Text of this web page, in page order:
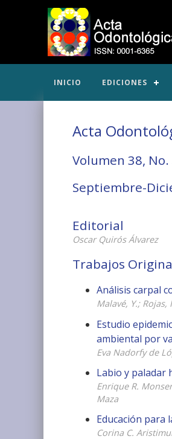
INICIO EDICIONES
Acta
Volumen 38, No.
Septiembre-
Editorial
Oscar Quirós Álvarez
Trabajos
Análisis carpal
Malavé, Y.; Rojas,
Estudio
ambiental por
Eva Nadorfy de
Labio y paladar
Enrique R.
Maza
Educación para
Corina C.